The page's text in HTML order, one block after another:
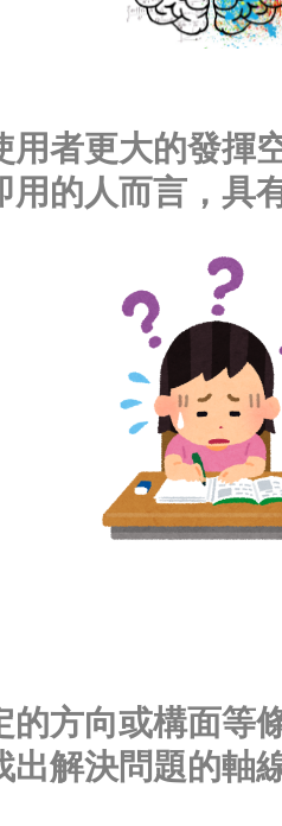
用者更大的發揮
的人而言，具
的方向或構面
解決問題的軸線